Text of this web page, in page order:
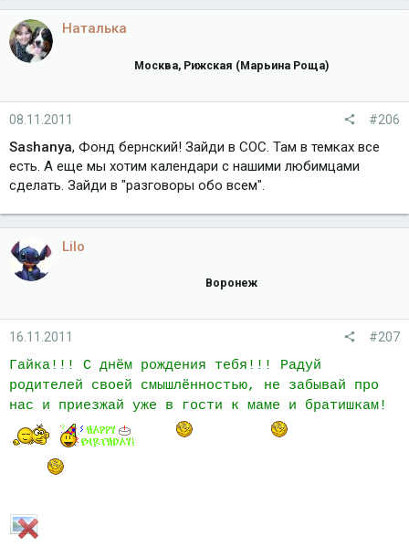
Наталька
Москва, Рижская (Марьина Роща)
08.11.2011 #206
Sashanya, Фонд бернский! Зайди в СОС. Там в темках все
есть. А еще мы хотим календари с нашими любимцами
сделать. Зайди в "разговоры обо всем".
Lilo
Воронеж
16.11.2011 #207
Гайка!!! С днём рождения тебя!!! Радуй
родителей своей смышлённостью, не забывай про
нас и приезжай уже в гости к маме и братишкам!